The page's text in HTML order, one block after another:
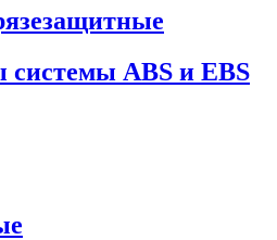
системы ABS и EBS